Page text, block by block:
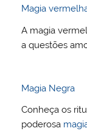
Magia
A magia
a questões
Magia Negra
Conheça os
poderosa